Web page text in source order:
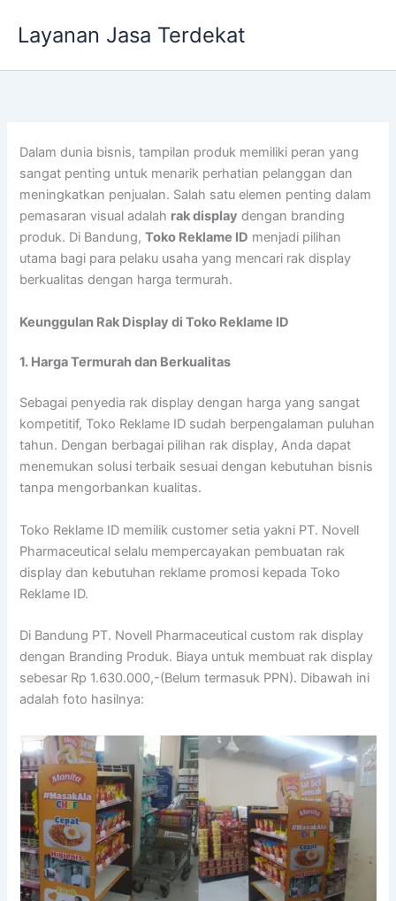
Layanan Jasa Terdekat
Dalam dunia bisnis, tampilan produk memiliki peran yang
sangat penting untuk menarik perhatian pelanggan dan
meningkatkan penjualan. Salah satu elemen penting dalam
pemasaran visual adalah rak display dengan branding
produk. Di Bandung,Toko Reklame ID menjadi pilihan
utama bagi para pelaku usaha yang mencari rak display
berkualitas dengan harga termurah.
Keunggulan Rak Display di Toko Reklame ID
1. Harga Termurah dan Berkualitas
Sebagai penyedia rak display dengan harga yang sangat
kompetitif, Toko Reklame ID sudah berpengalaman puluhan
tahun. Dengan berbagai pilihan rak display, Anda dapat
menemukan solusi terbaik sesuai dengan kebutuhan bisnis
tanpa mengorbankan kualitas.
Toko Reklame ID memilik customer setia yakni PT. Novell
Pharmaceutical selalu mempercayakan pembuatan rak
display dan kebutuhan reklame promosi kepada Toko
Reklame ID.
Di Bandung PT. Novell Pharmaceutical custom rak display
dengan Branding Produk. Biaya untuk membuat rak display
sebesar Rp 1.630.000,-(Belum termasuk PPN). Dibawah ini
adalah foto hasilnya: